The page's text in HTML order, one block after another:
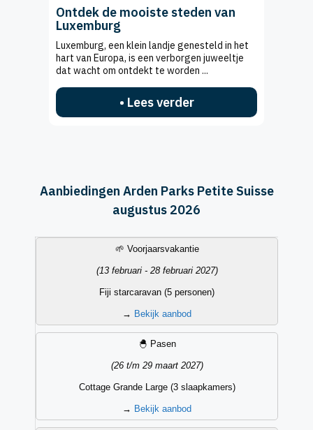
Ontdek de mooiste steden van
Luxemburg
Luxemburg, een klein landje genesteld in het
hart van Europa, is een verborgen juweeltje
dat wacht om ontdekt te worden ...
• Lees verder
Aanbiedingen Arden Parks Petite Suisse
augustus 2026
Datum Accommodatietype
🌱 Voorjaarsvakantie
(13 februari - 28 februari 2027)
Fiji starcaravan (5 personen)
→ Bekijk aanbod
🐣 Pasen
(26 t/m 29 maart 2027)
Cottage Grande Large (3 slaapkamers)
→ Bekijk aanbod